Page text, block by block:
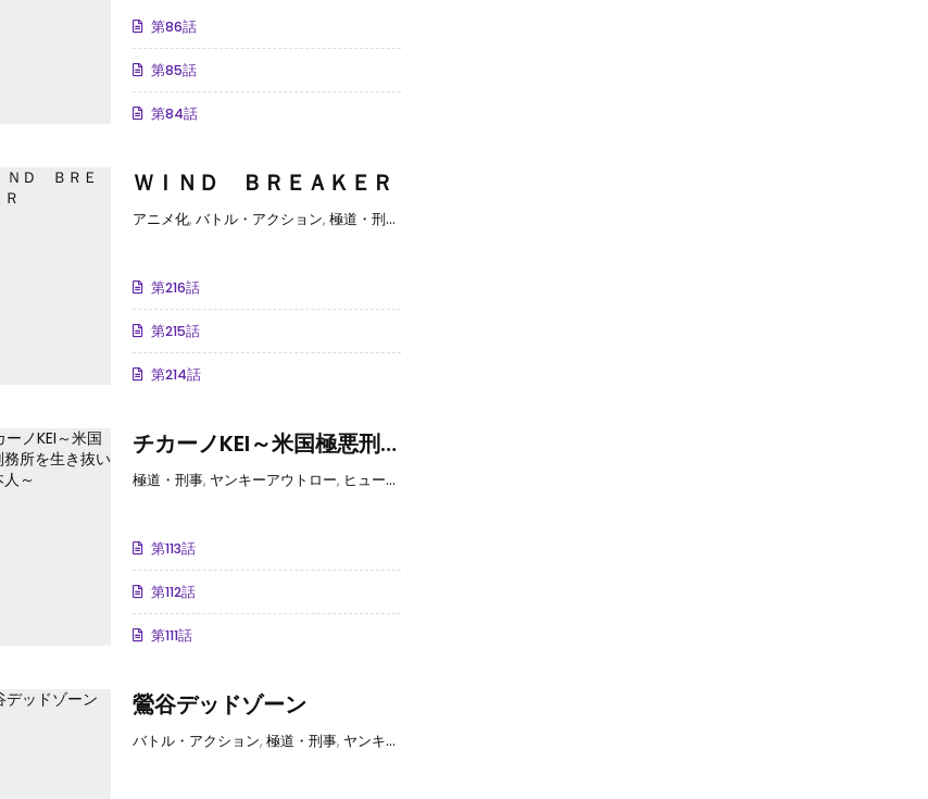
第86話
第85話
第84話
ＷＩＮＤ ＢＲＥＡＫＥＲ
アニメ化, バトル・アクション, 極道・刑事
第216話
第215話
第214話
,ヒューマンドラマ ナイトビジネス・闇社会
チカーノKEI～米国極悪刑
務所を生き抜いた日本人～
極道・刑事, ヤンキーアウトロー, ヒューマンドラマ
第113話
第112話
第111話
鶯谷デッドゾーン
バトル・アクション, 極道・刑事, ヤンキーアウトロー